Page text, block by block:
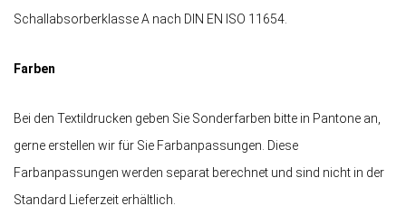
Schallabsorberklasse A nach DIN EN ISO 11654.
Farben
Bei den Textildrucken geben Sie Sonderfarben bitte in Pantone an,
gerne erstellen wir für Sie Farbanpassungen. Diese
Farbanpassungen werden separat berechnet und sind nicht in der
Standard Lieferzeit erhältlich.